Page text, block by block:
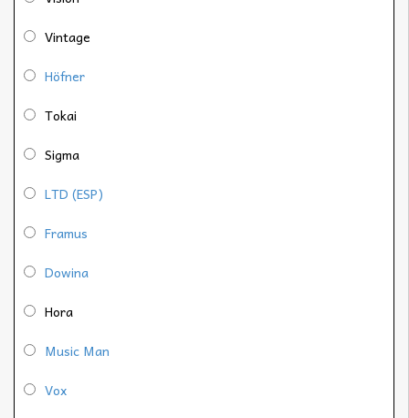
Vintage
Höfner
Tokai
Sigma
LTD (ESP)
Framus
Dowina
Hora
Music Man
Vox